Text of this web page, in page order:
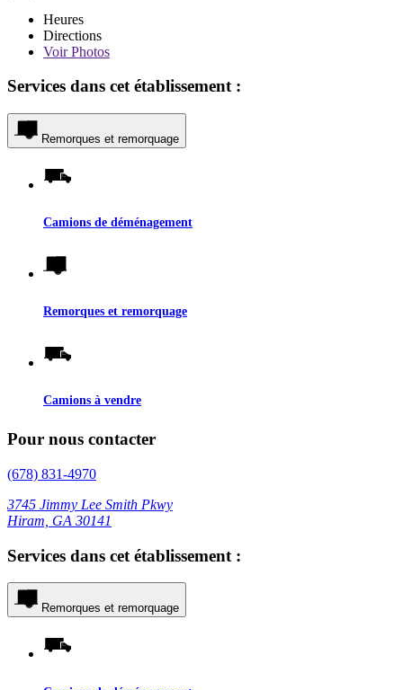
Heures
Directions
VoirPhotos
Services dans cet établissement :
Remorques et remorquage
Camions de déménagement
Remorques et remorquage
Camions à vendre
Pour nous contacter
(678) 831-4970
3745 Jimmy Lee Smith Pkwy
Hiram, GA 30141
Services dans cet établissement :
Remorques et remorquage